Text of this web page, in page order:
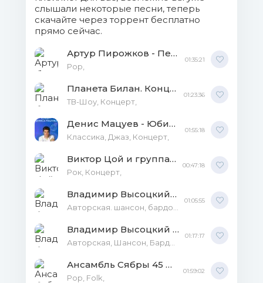
слышали некоторые песни, теперь
скачайте через торрент бесплатно
прямо сейчас.
Артур Пирожков - Первый сольный музыкальный концерт 01.04.2019 WEBRip
Рор,
01:35:21
Планета Билан. Концерт SATRip
ТВ-Шоу, Концерт,
01:23:36
Денис Мацуев - Юбилейный онлайн-концерт WEBRip
Классика, Джаз, Концерт,
01:55:18
Виктор Цой и группа Кино - Последний концерт в Лужниках HDTVRip
Рок, Концерт,
00:47:18
Владимир Высоцкий - Концерт в Москве 25.06.1965 MP3
01:05:55
Владимир Высоцкий - Концерт в ДСК-3 22.09.1971 MP3
01:17:17
Ансамбль Сябры 45 лет. Юбилейный концерт (31.10.2018) HDTV
Pop, Folk,
01:59:02